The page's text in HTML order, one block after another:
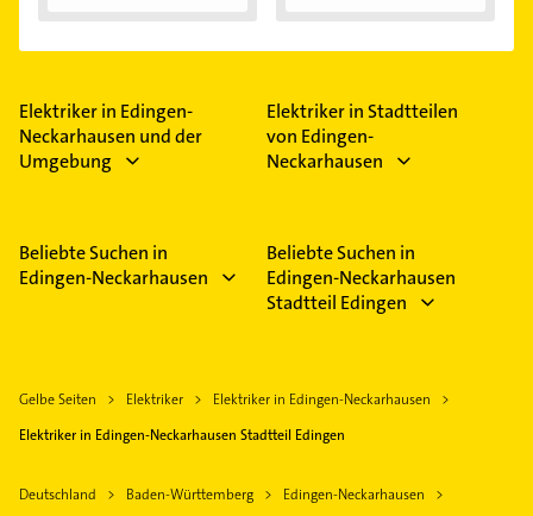
Elektriker in Edingen-
Neckarhausen und der
Umgebung
Elektriker in Stadtteilen
von Edingen-
Neckarhausen
Beliebte Suchen in
Edingen-Neckarhausen
Beliebte Suchen in
Edingen-Neckarhausen
Stadtteil Edingen
Gelbe Seiten Elektriker
Elektriker in Edingen-Neckarhausen
Elektriker in Edingen-Neckarhausen Stadtteil Edingen
Deutschland Baden-Württemberg
Edingen-Neckarhausen